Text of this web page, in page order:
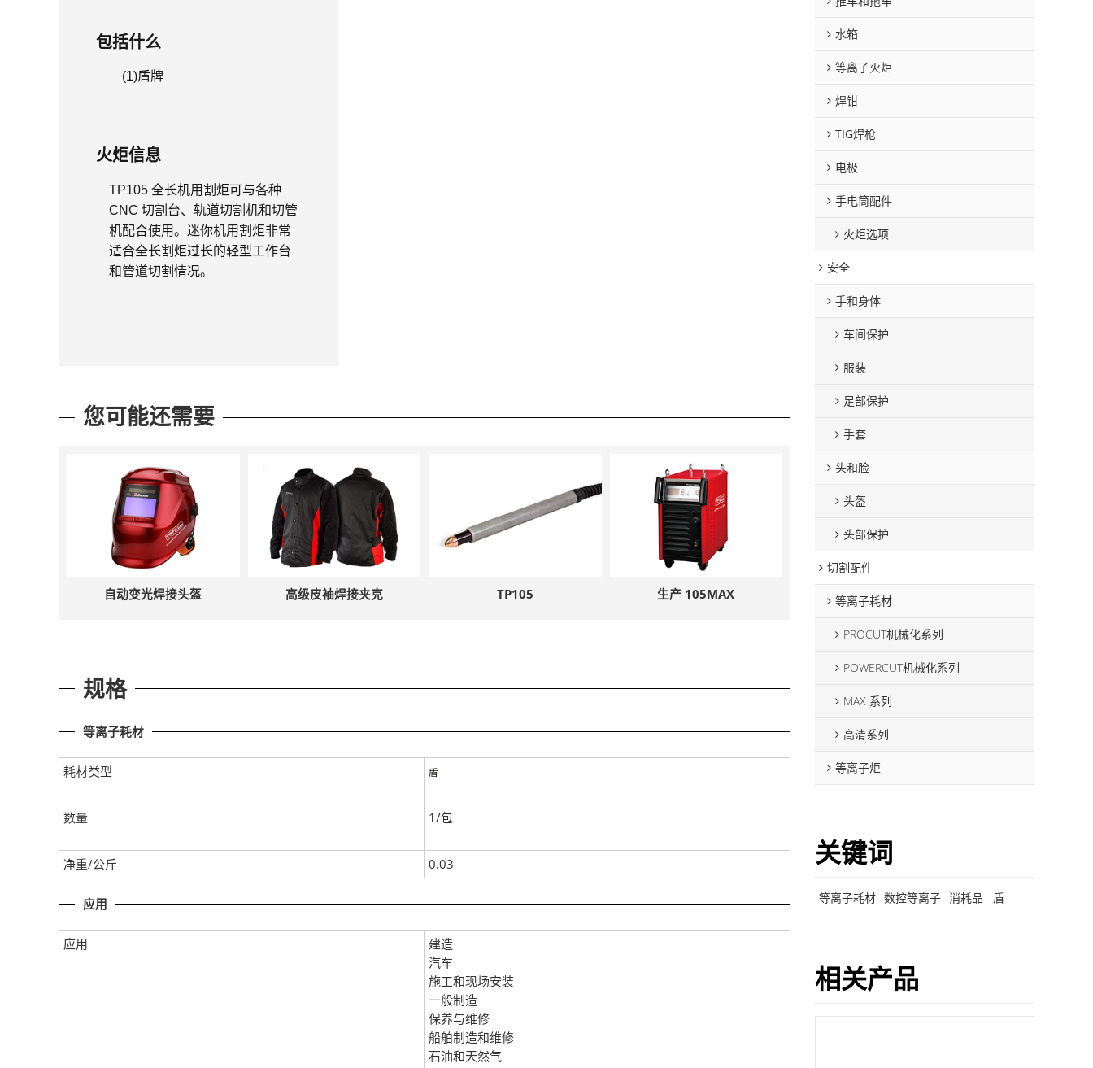
包括什么
(1)盾牌
火炬信息
TP105 全长机用割炬可与各种
CNC 切割台、轨道切割机和切管
机配合使用。迷你机用割炬非常
适合全长割炬过长的轻型工作台
和管道切割情况。
您可能还需要
自动变光焊接头盔 高级皮袖焊接夹克 TP105 生产 105MAX
规格
等离子耗材
耗材类型 盾
数量 1/包
净重/公斤 0.03
应用
应用
建造
汽车
施工和现场安装
一般制造
保养与维修
船舶制造和维修
石油和天然气
水箱
等离子火炬
焊钳
TIG焊枪
电极
手电筒配件
火炬选项
安全
手和身体
车间保护
服装
足部保护
手套
头和脸
头盔
头部保护
切割配件
等离子耗材
PROCUT机械化系列
POWERCUT机械化系列
MAX 系列
高清系列
等离子炬
关键词
等离子耗材 数控等离子 消耗品 盾
相关产品